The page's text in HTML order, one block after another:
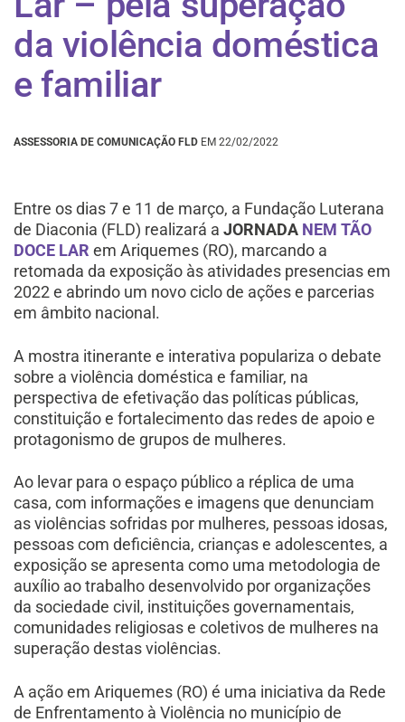
da violência doméstica
e familiar
ASSESSORIA DE COMUNICAÇÃO FLD EM 22/02/2022
Entre os dias 7 e 11 de março, a Fundação Luterana
de Diaconia (FLD) realizará aJORNADA NEM TÃO
DOCE LARem Ariquemes (RO), marcando a
retomada da exposição às atividades presencias em
2022 e abrindo um novo ciclo de ações e parcerias
em âmbito nacional.
A mostra itinerante e interativa populariza o debate
sobre a violência doméstica e familiar, na
perspectiva de efetivação das políticas públicas,
constituição e fortalecimento das redes de apoio e
protagonismo de grupos de mulheres.
Ao levar para o espaço público a réplica de uma
casa, com informações e imagens que denunciam
as violências sofridas por mulheres, pessoas idosas,
pessoas com deficiência, crianças e adolescentes, a
exposição se apresenta como uma metodologia de
auxílio ao trabalho desenvolvido por organizações
da sociedade civil, instituições governamentais,
comunidades religiosas e coletivos de mulheres na
superação destas violências.
A ação em Ariquemes (RO) é uma iniciativa da Rede
de Enfrentamento à Violência no município de